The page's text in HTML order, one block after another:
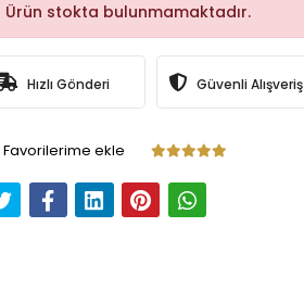
Ürün stokta bulunmamaktadır.
Hızlı Gönderi Güvenli Alışveriş
Favorilerime ekle